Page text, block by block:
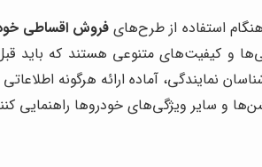
استفاده از طرح‌های فروش اقساطی
و کیفیت‌های متنوعی هستند که باید
نمایندگی، آماده ارائه هرگونه
و سایر ویژگی‌های خودروها راهنمایی